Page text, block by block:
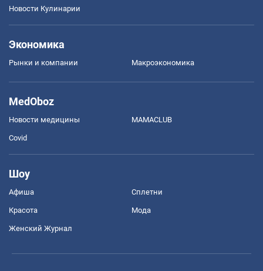
Новости Кулинарии
Экономика
Рынки и компании Mакроэкономика
MedOboz
Новости медицины MAMACLUB
Covid
Шоу
Афиша Сплетни
Красота Мода
Женский Журнал